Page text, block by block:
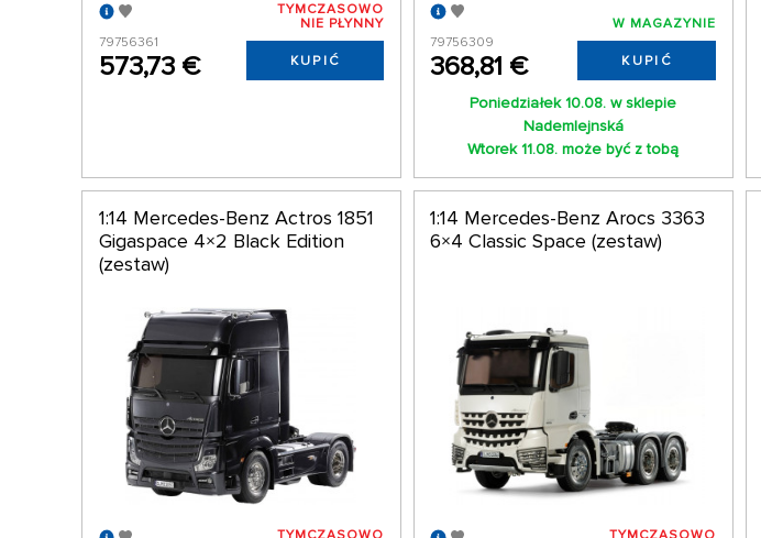
79756361
573,73 €
TYMCZASOWO
NIE PŁYNNY
KUPIĆ
79756309
368,81 €
W MAGAZYNIE
KUPIĆ
Poniedziałek 10.08. w sklepie
Nademlejnská
Wtorek 11.08. może być z tobą
1:14 Mercedes-Benz Actros 1851
Gigaspace 4×2 Black Edition
(zestaw)
1:14 Mercedes-Benz Arocs 3363
6×4 Classic Space (zestaw)